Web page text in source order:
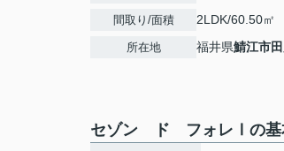
間取り/面積 2LDK/60.50㎡
所在地 福井県鯖江市
セゾン ド フォレⅠの基